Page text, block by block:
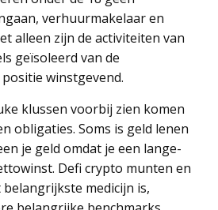
verhuurmakelaar en
alleen zijn de activiteiten van
geïsoleerd van de
winstgevend.
klussen voorbij zien komen
obligaties. Soms is geld lenen
je geld omdat je een lange-
Defi crypto munten en
medicijn is,